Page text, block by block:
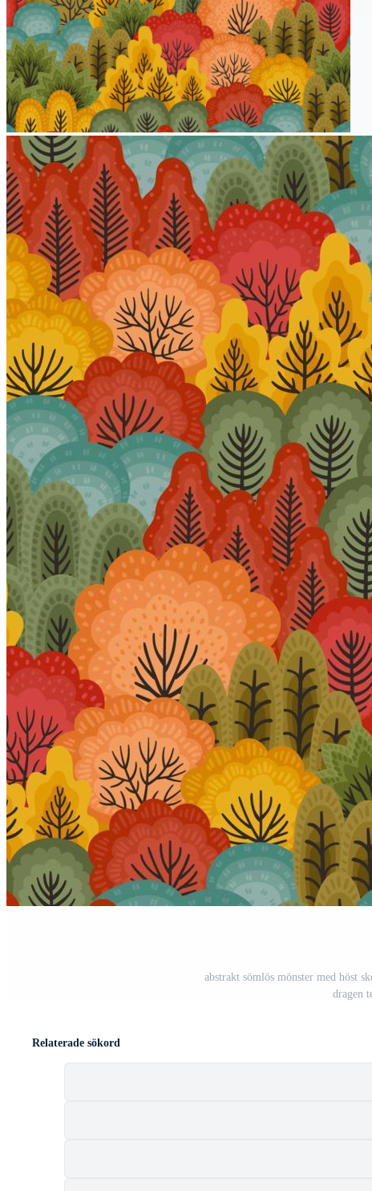
abstrakt sömlös mönster med höst
dragen
Relaterade sökord